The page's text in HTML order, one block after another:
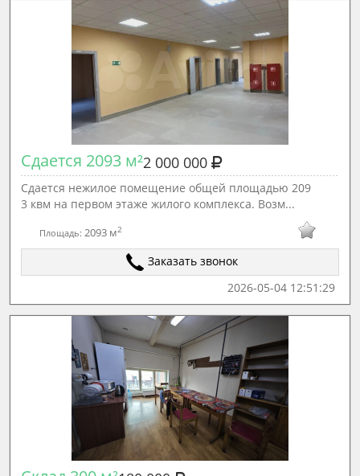
Сдается 2093 м²2 000 000
Сдается нежилое помещение общей площадью 209
3 квм на первом этаже жилого комплекса. Возм...
Площадь: 2093 м2
Заказать звонок
2026-05-04 12:51:29